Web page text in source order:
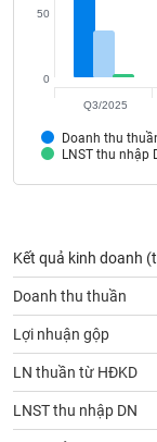
Doanh thu
LNST thu nhập
0
50
Q3/2025
Kết quả kinh doanh
Doanh thu thuần
Lợi nhuận gộp
LN thuần từ HĐKD
LNST thu nhập DN
Bài
viết
tác
Báo
cáo
phân
tích
(-)
Thuật